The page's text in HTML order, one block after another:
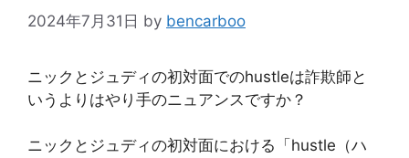
2024年7月31日 by bencarboo
ニックとジュディの初対面でのhustleは詐欺師と
いうよりはやり手のニュアンスですか？
ニックとジュディの初対面における「hustle（ハ